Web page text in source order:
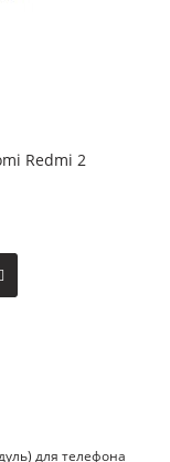
Redmi 2
для телефона